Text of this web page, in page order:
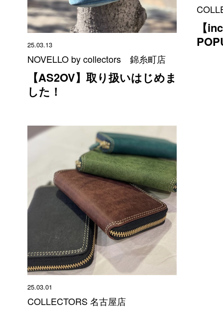
25.03.13
NOVELLO by collectors 錦糸町店
【AS2OV】取り扱いはじめま
した！
【
25.03.01
COLLECTORS 名古屋店